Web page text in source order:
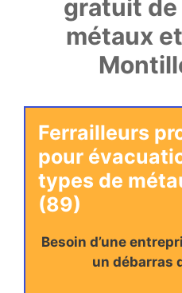
gratuit
métaux
Ferrailleurs
pour
types de
(89)
Besoin d’une
un débarras